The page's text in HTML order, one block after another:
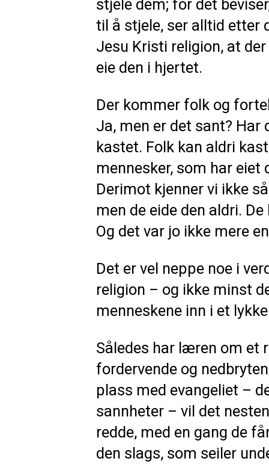
stjele dem; for det
til å stjele, ser alltid etter
Jesu Kristi religion, at
eie den i hjertet.
Der kommer folk og
Ja, men er det sant? Har
kastet. Folk kan aldri
mennesker, som har eiet
Derimot kjenner vi ikke
men de eide den aldri.
Og det var jo ikke mere
Det er vel neppe noe i
religion – og ikke minst
menneskene inn i et
Således har læren om et
fordervende og
plass med evangeliet –
sannheter – vil det
redde, med en gang de
den slags, som seiler